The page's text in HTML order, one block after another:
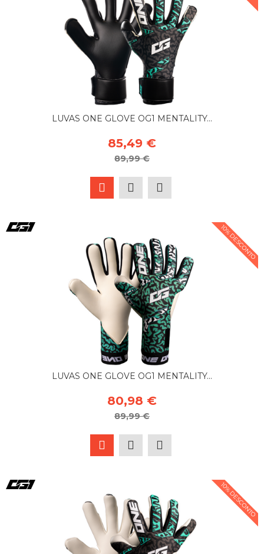
LUVAS ONE GLOVE OG1 MENTALITY...
85,49 €
89,99 €
10% DESCONTO
LUVAS ONE GLOVE OG1 MENTALITY...
80,98 €
89,99 €
10% DESCONTO